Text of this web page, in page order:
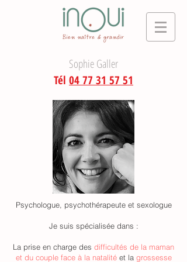
Sophie Galler
Tél 04 77 31 57 51
Psychologue, psychothérapeute et sexologue
Je suis spécialisée dans :
La prise en charge des difficultés de la maman
et du couple face à la natalité et la grossesse